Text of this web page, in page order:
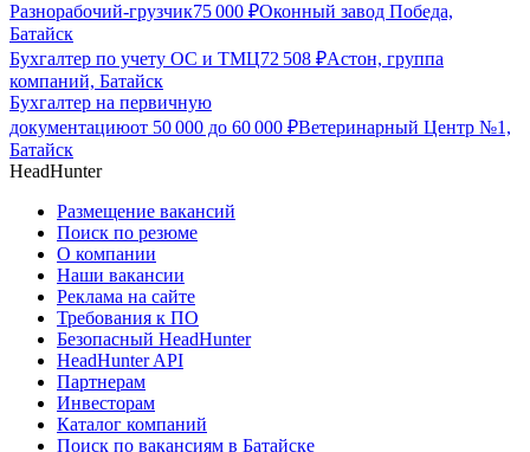
Разнорабочий-грузчик75 000 ₽Оконный завод Победа,
Батайск
Бухгалтер по учету ОС и ТМЦ72 508 ₽Астон, группа
компаний, Батайск
Бухгалтер на первичную
документациюот 50 000 до 60 000 ₽Ветеринарный Центр №1,
Батайск
HeadHunter
Размещение вакансий
Поиск по резюме
О компании
Наши вакансии
Реклама на сайте
Требования к ПО
Безопасный HeadHunter
HeadHunter API
Партнерам
Инвесторам
Каталог компаний
Поиск по вакансиям в Батайске